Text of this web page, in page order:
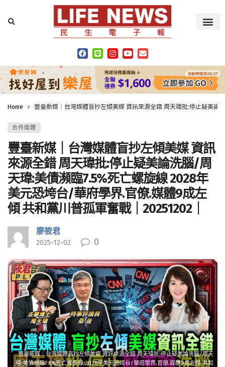
Home 豐臺新媒｜台灣媒體盲抄左傾美媒 資訊來源全錯 周天瑋批:停止疑美論
合作媒體
豐臺新媒｜台灣媒體盲抄左傾美媒 資訊
來源全錯 周天瑋批:停止疑美論洗腦/周
天瑋:美債瀕臨7.5%死亡螺旋線 2028年
美元恐垮台/華府學界.官僚.媒體9成左
傾 共和黨川普孤軍奮戰｜20251202｜
廖筱君
2025-12-02 0
豐臺新媒｜台灣媒體盲抄左傾美媒 資訊來源全錯 周天瑋批:停止疑美論洗腦/周天
瑋:美債瀕臨7.5%死亡螺旋線 2028年美元恐垮台/華府學界.官僚.媒體9成左傾 共和